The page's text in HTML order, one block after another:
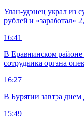
Улан-удэнец украл из
рублей и «заработал»
16:41
В Еравнинском
сотрудника органа
16:27
В Бурятии завтра
15:49